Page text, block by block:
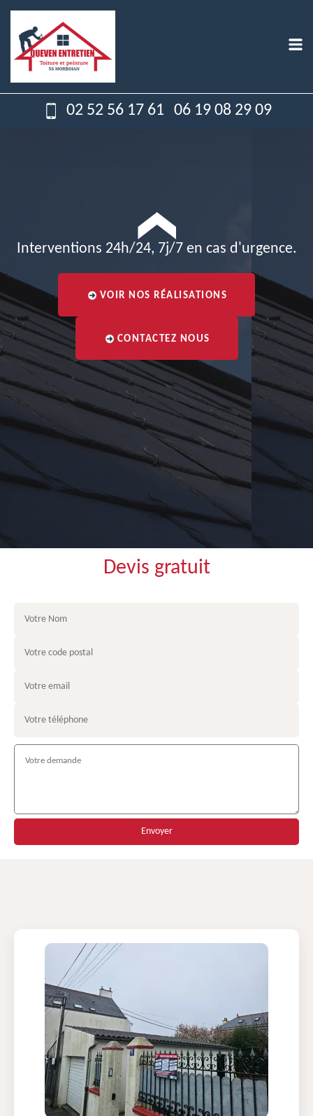
02 52 56 17 61 06 19 08 29 09
Interventions 24h/24, 7j/7 en cas d'urgence.
VOIR NOS RÉALISATIONS
CONTACTEZ NOUS
Devis gratuit